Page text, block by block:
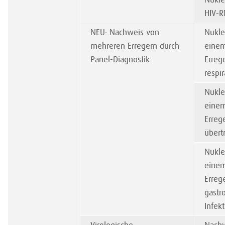
HIV-
NEU: Nachweis von
mehreren Erregern durch
Panel-Diagnostik